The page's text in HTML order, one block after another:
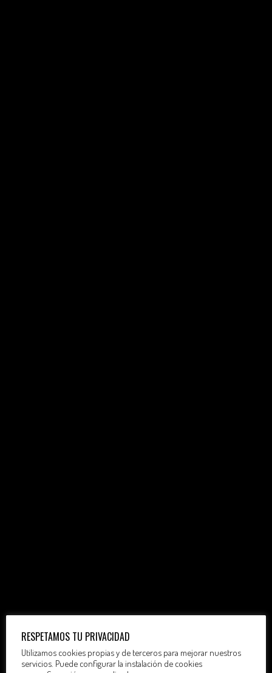
RESPETAMOS TU PRIVACIDAD
Utilizamos cookies propias y de terceros para mejorar nuestros
servicios. Puede configurar la instalación de cookies